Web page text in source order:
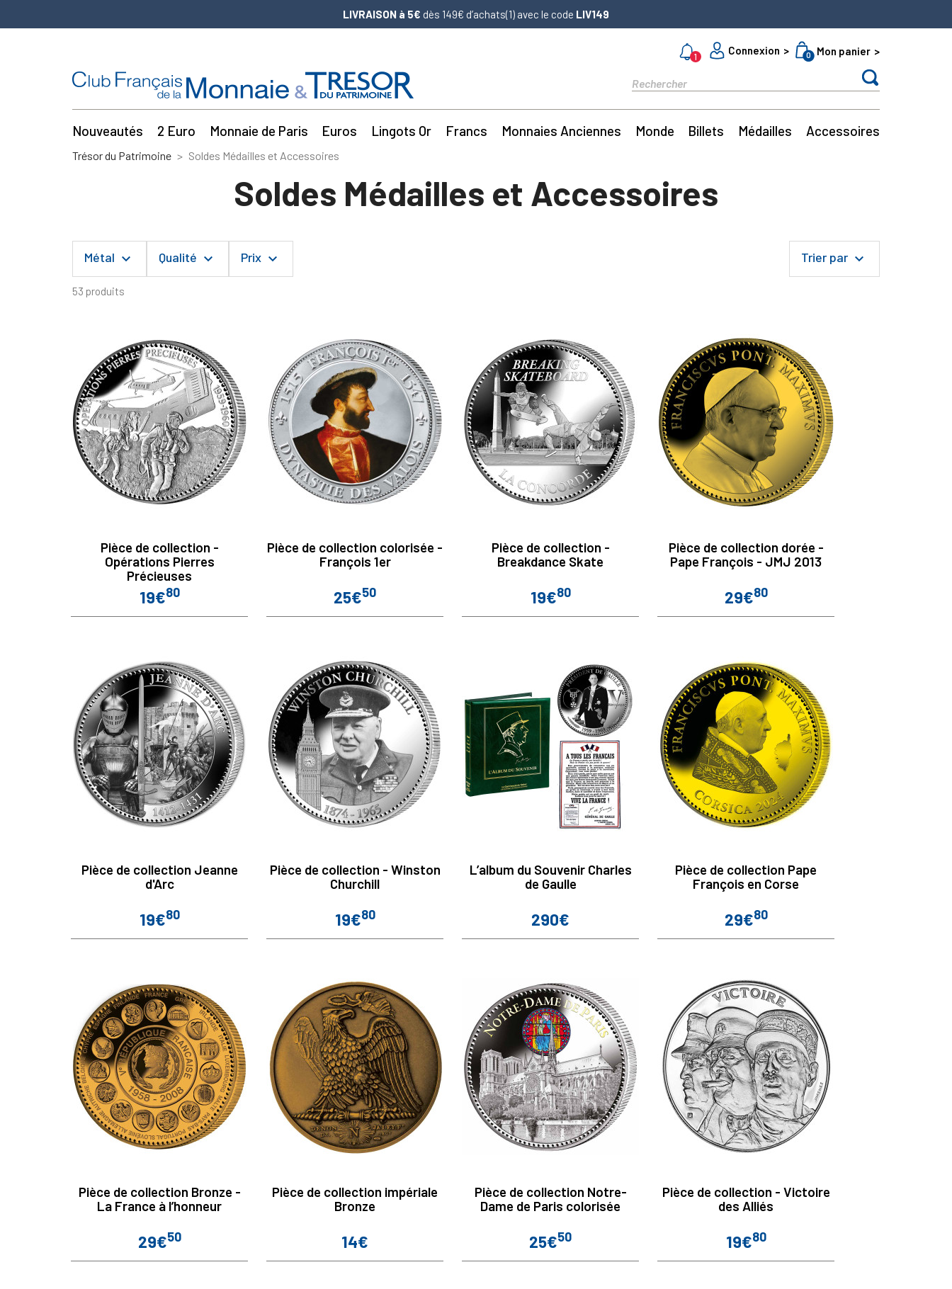
LIVRAISON à 5€ dès 149€ d’achats(1) avec le code LIV149
1
Connexion 0 Mon panier
Nouveautés 2 Euro Monnaie de Paris Euros Lingots Or Francs Monnaies Anciennes Monde Billets Médailles Accessoires
Trésor du Patrimoine Soldes Médailles et Accessoires
Soldes Médailles et Accessoires
Métal keyboard_arrow_down Qualité keyboard_arrow_down Prix keyboard_arrow_down Trier par keyboard_arrow_down
53 produits
Pièce de collection -
Opérations Pierres
Précieuses
Prix
19€80
Pièce de collection colorisée -
François 1er
Prix
25€50
Pièce de collection -
Breakdance Skate
Prix
19€80
Pièce de collection dorée -
Pape François - JMJ 2013
Prix
29€80
Pièce de collection Jeanne
d'Arc
Prix
19€80
Pièce de collection - Winston
Churchill
Prix
19€80
L’album du Souvenir Charles
de Gaulle
Prix
290€
Pièce de collection Pape
François en Corse
Prix
29€80
Pièce de collection Bronze -
La France à l’honneur
Prix
29€50
Pièce de collection impériale
Bronze
Prix
14€
Pièce de collection Notre-
Dame de Paris colorisée
Prix
25€50
Pièce de collection - Victoire
des Alliés
Prix
19€80